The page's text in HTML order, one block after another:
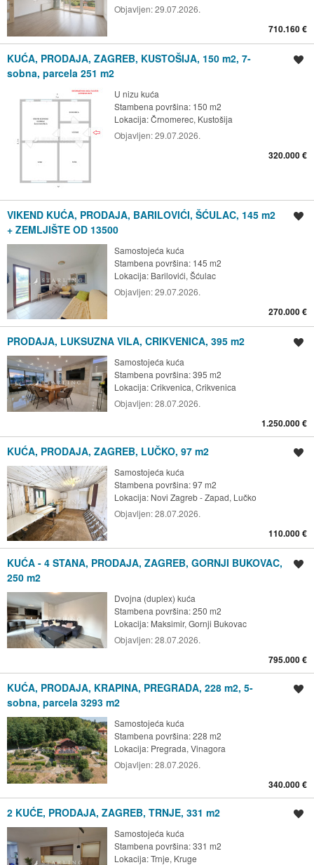
Objavljen:29.07.2026.
710.160 €
KUĆA, PRODAJA, ZAGREB, KUSTOŠIJA, 150 m2, 7-
sobna, parcela 251 m2
U nizu kuća
Stambena površina: 150 m2
Lokacija:Črnomerec, Kustošija
Objavljen:29.07.2026.
320.000 €
VIKEND KUĆA, PRODAJA, BARILOVIĆI, ŠĆULAC, 145 m2
+ ZEMLJIŠTE OD 13500
Samostojeća kuća
Stambena površina: 145 m2
Lokacija: Barilovići, Šćulac
Objavljen:29.07.2026.
270.000 €
PRODAJA, LUKSUZNA VILA, CRIKVENICA, 395 m2
Samostojeća kuća
Stambena površina: 395 m2
Lokacija:Crikvenica, Crikvenica
Objavljen:28.07.2026.
1.250.000 €
KUĆA, PRODAJA, ZAGREB, LUČKO, 97 m2
Samostojeća kuća
Stambena površina: 97 m2
Lokacija: Novi Zagreb - Zapad, Lučko
Objavljen:28.07.2026.
110.000 €
KUĆA - 4 STANA, PRODAJA, ZAGREB, GORNJI BUKOVAC,
250 m2
Dvojna (duplex) kuća
Stambena površina: 250 m2
Lokacija: Maksimir, Gornji Bukovac
Objavljen:28.07.2026.
795.000 €
KUĆA, PRODAJA, KRAPINA, PREGRADA, 228 m2, 5-
sobna, parcela 3293 m2
Samostojeća kuća
Stambena površina: 228 m2
Lokacija: Pregrada, Vinagora
Objavljen:28.07.2026.
340.000 €
2 KUĆE, PRODAJA, ZAGREB, TRNJE, 331 m2
Samostojeća kuća
Stambena površina: 331 m2
Lokacija:Trnje, Kruge